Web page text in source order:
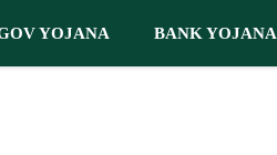
YOJANA BANK YOJANA